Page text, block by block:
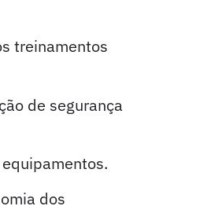
treinamentos
de segurança
dos